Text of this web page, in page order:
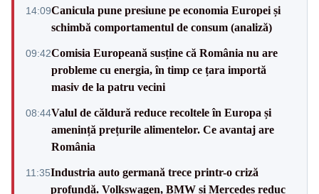
14:09Canicula pune presiune pe economia Europei și
schimbă comportamentul de consum (analiză)
09:42Comisia Europeană susține că România nu are
probleme cu energia, în timp ce țara importă
masiv de la patru vecini
08:44Valul de căldură reduce recoltele în Europa și
amenință prețurile alimentelor. Ce avantaj are
România
11:35Industria auto germană trece printr-o criză
profundă. Volkswagen, BMW și Mercedes reduc